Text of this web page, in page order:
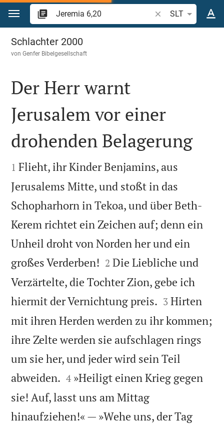
Zum Inhalt springen
Bibelstelle oder
SLT
Jeremia 6
Schlachter 2000
vonGenfer Bibelgesellschaft

Der Herr warnt
Jerusalem vor einer
drohenden Belagerung

1 Flieht, ihr Kinder Benjamins, aus
Jerusalems Mitte, und stoßt in das
Schopharhorn in Tekoa, und über Beth-
Kerem richtet ein Zeichen auf; denn ein
Unheil droht von Norden her und ein
großes Verderben! 

2 Die Liebliche und
Verzärtelte, die Tochter Zion, gebe ich
hiermit der Vernichtung preis. 

3 Hirten
mit ihren Herden werden zu ihr kommen;
ihre Zelte werden sie aufschlagen rings
um sie her, und jeder wird sein Teil
abweiden. 

4 »Heiligt einen Krieg gegen
sie! Auf, lasst uns am Mittag
hinaufziehen!« — »Wehe uns, der Tag